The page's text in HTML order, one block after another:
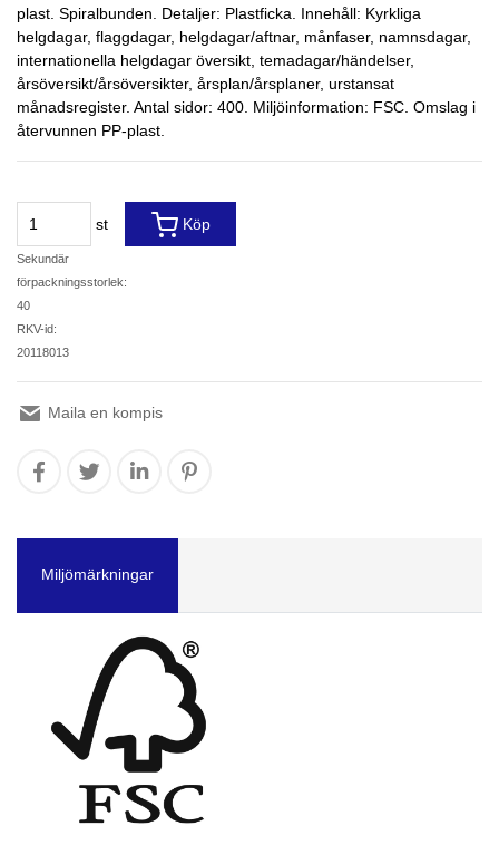
plast. Spiralbunden. Detaljer: Plastficka. Innehåll: Kyrkliga
helgdagar, flaggdagar, helgdagar/aftnar, månfaser, namnsdagar,
internationella helgdagar översikt, temadagar/händelser,
årsöversikt/årsöversikter, årsplan/årsplaner, urstansat
månadsregister. Antal sidor: 400. Miljöinformation: FSC. Omslag i
återvunnen PP-plast.
st
Sekundär
förpackningsstorlek:
40
RKV-id:
20118013
Köp
Maila en kompis
Miljömärkningar